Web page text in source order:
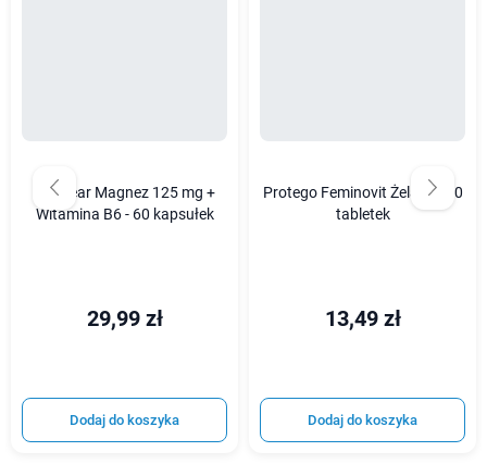
Wellbear Magnez 125 mg +
Witamina B6 - 60 kapsułek
29,99 zł
Dodaj do koszyka
Protego Feminovit Żelazo - 30
tabletek
13,49 zł
Dodaj do koszyka